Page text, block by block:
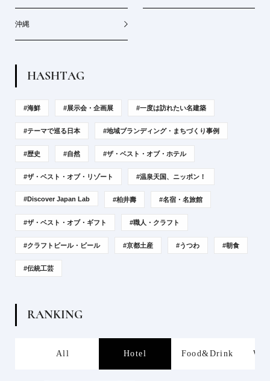
沖縄
HASHTAG
#海鮮 #展示会・企画展 #一度は訪れたい名建築
#テーマで巡る日本 #地域ブランディング・まちづくり事例
#歴史 #自然 #ザ・ベスト・オブ・ホテル
#ザ・ベスト・オブ・リゾート #温泉天国、ニッポン！
#Discover Japan Lab #柏井壽 #名宿・名旅館
#ザ・ベスト・オブ・ギフト #職人・クラフト
#クラフトビール・ビール #京都土産 #うつわ #朝食
#伝統工芸
RANKING
All Hotel Food&Drink